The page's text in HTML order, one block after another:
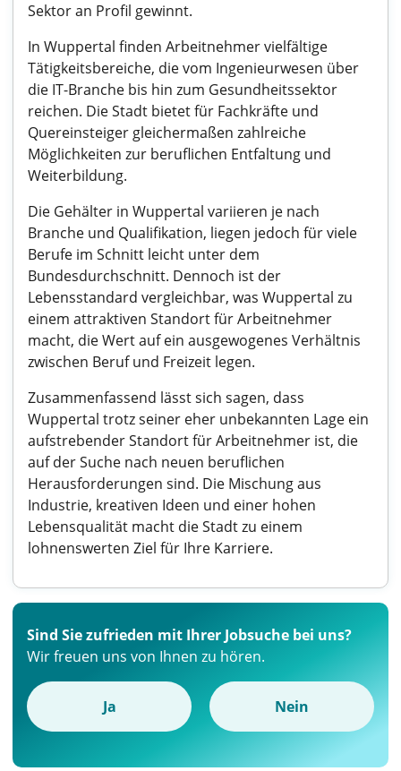
Sektor an Profil gewinnt.
In Wuppertal finden Arbeitnehmer vielfältige
Tätigkeitsbereiche, die vom Ingenieurwesen über
die IT-Branche bis hin zum Gesundheitssektor
reichen. Die Stadt bietet für Fachkräfte und
Quereinsteiger gleichermaßen zahlreiche
Möglichkeiten zur beruflichen Entfaltung und
Weiterbildung.
Die Gehälter in Wuppertal variieren je nach
Branche und Qualifikation, liegen jedoch für viele
Berufe im Schnitt leicht unter dem
Bundesdurchschnitt. Dennoch ist der
Lebensstandard vergleichbar, was Wuppertal zu
einem attraktiven Standort für Arbeitnehmer
macht, die Wert auf ein ausgewogenes Verhältnis
zwischen Beruf und Freizeit legen.
Zusammenfassend lässt sich sagen, dass
Wuppertal trotz seiner eher unbekannten Lage ein
aufstrebender Standort für Arbeitnehmer ist, die
auf der Suche nach neuen beruflichen
Herausforderungen sind. Die Mischung aus
Industrie, kreativen Ideen und einer hohen
Lebensqualität macht die Stadt zu einem
lohnenswerten Ziel für Ihre Karriere.
Sind Sie zufrieden mit Ihrer Jobsuche bei uns?
Wir freuen uns von Ihnen zu hören.
Ja Nein